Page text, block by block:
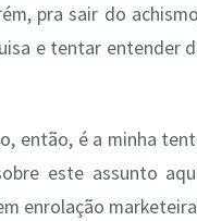
pra sair do
e tentar entender
então, é a minha
este assunto
enrolação